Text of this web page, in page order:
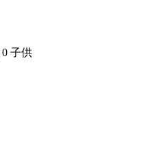
0 子供